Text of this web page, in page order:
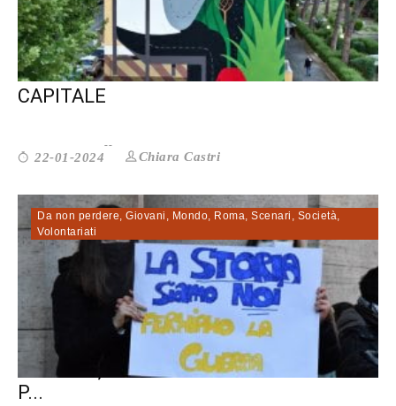
VERSO IL PIANO SOCIALE DI ROMA
CAPITALE
22-01-2024 Chiara Castri
Da non perdere Giovani Mondo Roma Scenari Società
Volontariati
UCRAINA, MENO SPESE PER LA DIFESA E
P...